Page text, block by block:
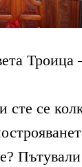
Троица
сте се